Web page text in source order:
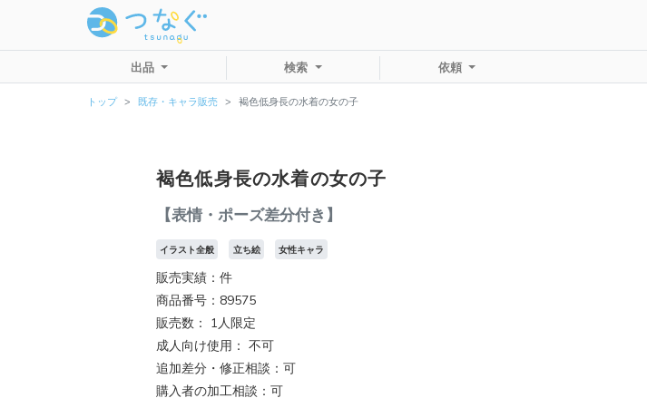
出品 検索 依頼
トップ 既存・キャラ販売 褐色低身長の水着の女の子
褐色低身長の水着の女の子
【表情・ポーズ差分付き】
イラスト全般 立ち絵 女性キャラ
販売実績：件
商品番号：89575
販売数： 1人限定
成人向け使用： 不可
追加差分・修正相談：可
購入者の加工相談：可